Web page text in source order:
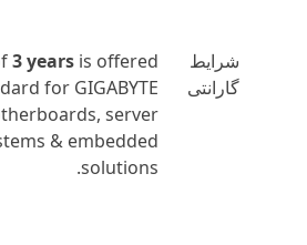
شرایط
گارانتی
3 yearsis offered
for GIGABYTE
server
& embedded
solutions.